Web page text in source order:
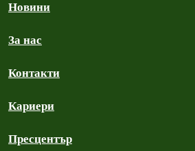
Новини
За нас
Контакти
Кариери
Пресцентър